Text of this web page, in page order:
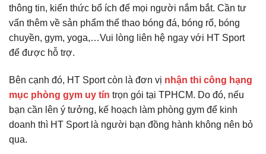
thông tin, kiến thức bổ ích để mọi người nắm bắt. Cần tư
vấn thêm về sản phẩm thể thao bóng đá, bóng rổ, bóng
chuyền, gym, yoga,…Vui lòng liên hệ ngay với HT Sport
để được hỗ trợ.
Bên cạnh đó, HT Sport còn là đơn vị nhận thi công hạng
mục phòng gym uy tín trọn gói tại TPHCM. Do đó, nếu
bạn cần lên ý tưởng, kế hoạch làm phòng gym để kinh
doanh thì HT Sport là người bạn đồng hành không nên bỏ
qua.